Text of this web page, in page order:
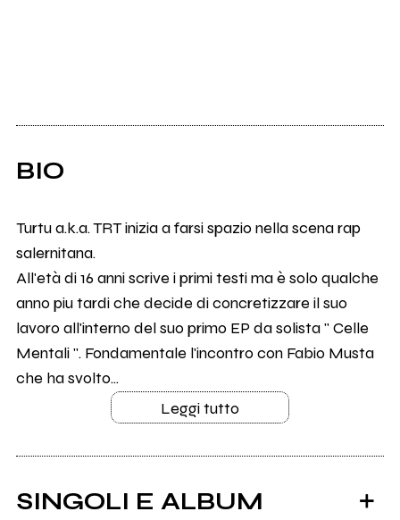
BIO
Turtu a.k.a. TRT inizia a farsi spazio nella scena rap
salernitana.
All'età di 16 anni scrive i primi testi ma è solo qualche
anno piu tardi che decide di concretizzare il suo
lavoro all'interno del suo primo EP da solista " Celle
Mentali ". Fondamentale l'incontro con Fabio Musta
che ha svolto...
Leggi tutto
SINGOLI E ALBUM